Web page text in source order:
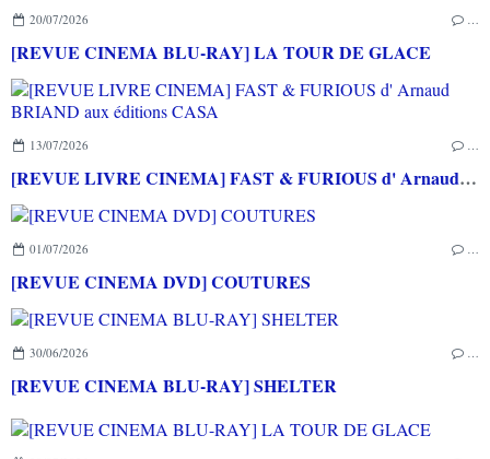
20/07/2026 …
[REVUE CINEMA BLU-RAY] LA TOUR DE GLACE
13/07/2026 …
[REVUE LIVRE CINEMA] FAST & FURIOUS d' Arnaud BRIAND aux éditions CASA
01/07/2026 …
[REVUE CINEMA DVD] COUTURES
30/06/2026 …
[REVUE CINEMA BLU-RAY] SHELTER